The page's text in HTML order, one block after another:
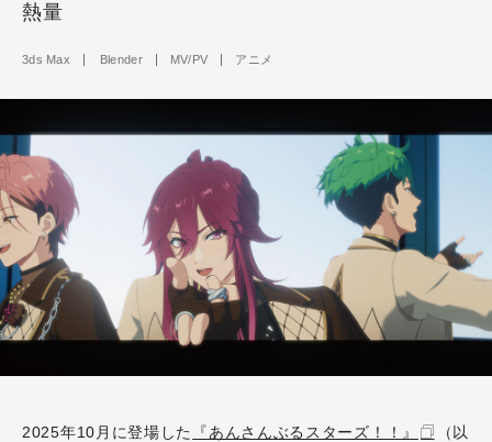
熱量
3ds Max Blender MV/PV アニメ
2025年10月に登場した 『あんさんぶるスターズ！！』
（以